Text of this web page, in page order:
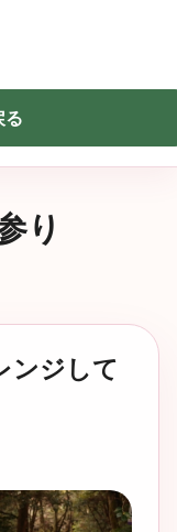
る
り
ンジして